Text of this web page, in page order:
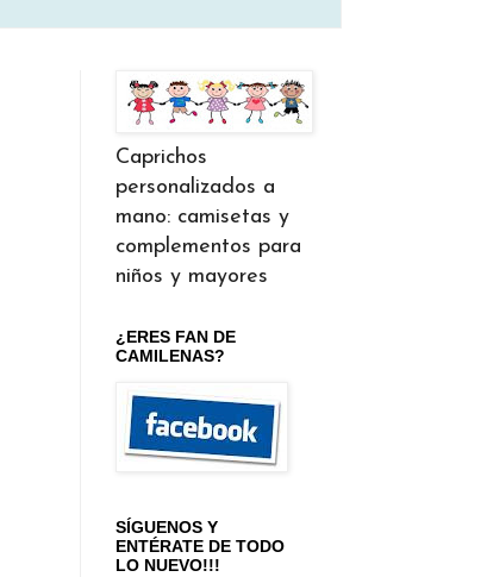
Caprichos
personalizados a
mano: camisetas y
complementos para
niños y mayores
¿ERES FAN DE
CAMILENAS?
SÍGUENOS Y
ENTÉRATE DE TODO
LO NUEVO!!!